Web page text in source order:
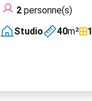
2personne(s)
Studio
40m² 1